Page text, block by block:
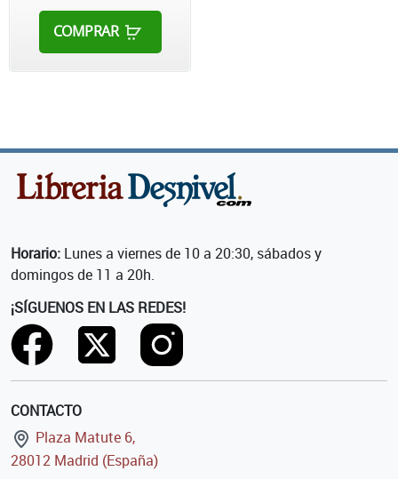
COMPRAR
Horario: Lunes a viernes de 10 a 20:30, sábados y
domingos de 11 a 20h.
¡SÍGUENOS EN LAS REDES!
CONTACTO
Plaza Matute 6,
28012 Madrid (España)